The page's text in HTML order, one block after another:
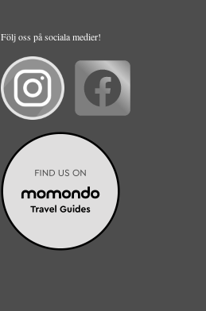
Följ oss på sociala medier!